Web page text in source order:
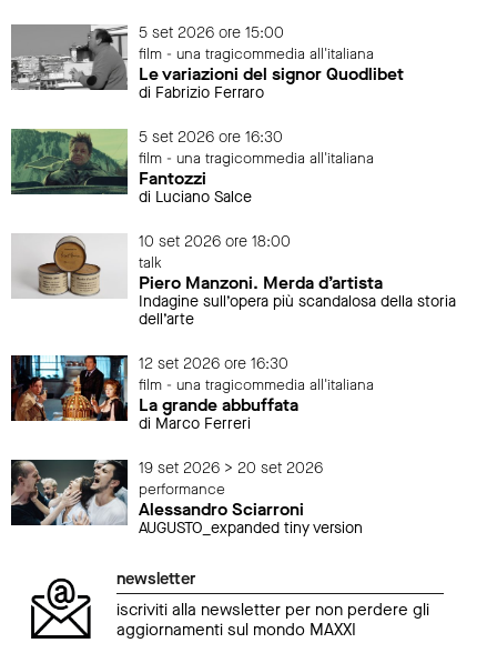
5 set 2026 ore 15:00
film - una tragicommedia all'italiana
Le variazioni del signor Quodlibet
di Fabrizio Ferraro
5 set 2026 ore 16:30
film - una tragicommedia all'italiana
Fantozzi
di Luciano Salce
10 set 2026 ore 18:00
talk
Piero Manzoni. Merda d’artista
Indagine sull’opera più scandalosa della storia
dell’arte
12 set 2026 ore 16:30
film - una tragicommedia all'italiana
La grande abbuffata
di Marco Ferreri
19 set 2026 > 20 set 2026
performance
Alessandro Sciarroni
AUGUSTO_expanded tiny version
newsletter
iscriviti alla newsletter per non perdere gli
aggiornamenti sul mondo MAXXI